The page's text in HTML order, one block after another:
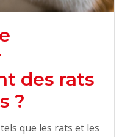
des rats
?
que les rats et les